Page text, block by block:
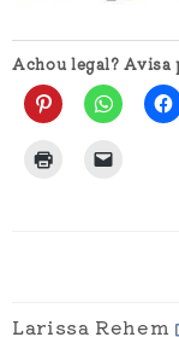
Achou legal? Avisa
Larissa Rehem